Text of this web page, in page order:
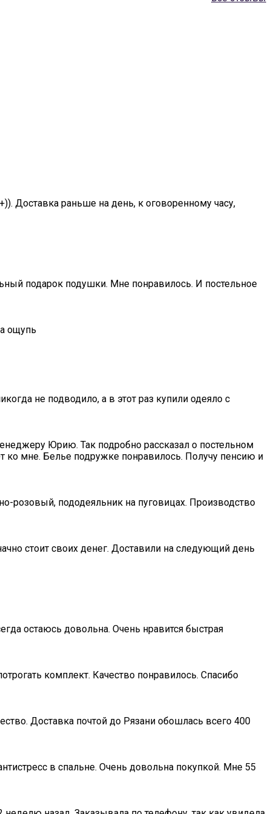
Доставка раньше на день, к оговоренному часу,
подарок подушки. Мне понравилось. И постельное
ощупь
не подводило, а в этот раз купили одеяло с
Юрию. Так подробно рассказал о постельном
ко мне. Белье подружке понравилось. Получу пенсию и
розовый, пододеяльник на пуговицах. Производство
стоит своих денег. Доставили на следующий день
остаюсь довольна. Очень нравится быстрая
комплект. Качество понравилось. Спасибо
Доставка почтой до Рязани обошлась всего 400
в спальне. Очень довольна покупкой. Мне 55